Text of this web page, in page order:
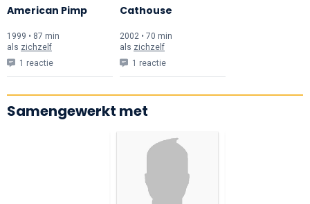
American Pimp
1999 • 87 min
als zichzelf
1 reactie
Cathouse
2002 • 70 min
als zichzelf
1 reactie
Samengewerkt met